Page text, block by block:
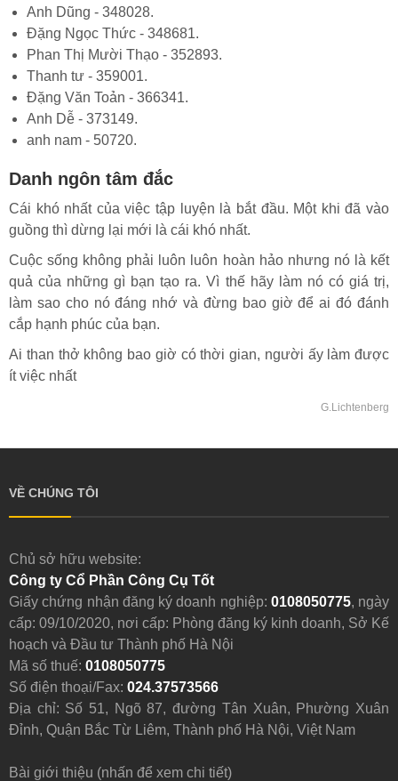
Anh Dũng - 348028.
Đặng Ngọc Thức - 348681.
Phan Thị Mười Thạo - 352893.
Thanh tư - 359001.
Đặng Văn Toản - 366341.
Anh Dễ - 373149.
anh nam - 50720.
Danh ngôn tâm đắc
Cái khó nhất của việc tập luyện là bắt đầu. Một khi đã vào
guồng thì dừng lại mới là cái khó nhất.
Cuộc sống không phải luôn luôn hoàn hảo nhưng nó là kết
quả của những gì bạn tạo ra. Vì thế hãy làm nó có giá trị,
làm sao cho nó đáng nhớ và đừng bao giờ để ai đó đánh
cắp hạnh phúc của bạn.
Ai than thở không bao giờ có thời gian, người ấy làm được
ít việc nhất
G.Lichtenberg
VỀ CHÚNG TÔI
Chủ sở hữu website:
Công ty Cổ Phần Công Cụ Tốt
Giấy chứng nhận đăng ký doanh nghiệp: 0108050775, ngày
cấp: 09/10/2020, nơi cấp: Phòng đăng ký kinh doanh, Sở Kế
hoạch và Đầu tư Thành phố Hà Nội
Mã số thuế: 0108050775
Số điện thoại/Fax: 024.37573566
Địa chỉ: Số 51, Ngõ 87, đường Tân Xuân, Phường Xuân
Đỉnh, Quận Bắc Từ Liêm, Thành phố Hà Nội, Việt Nam
Bài giới thiệu (nhấn để xem chi tiết)